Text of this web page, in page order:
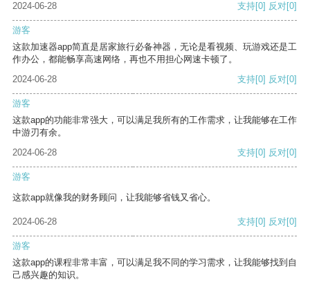
2024-06-28 支持[0] 反对[0]
游客
这款加速器app简直是居家旅行必备神器，无论是看视频、玩游戏还是工
作办公，都能畅享高速网络，再也不用担心网速卡顿了。
2024-06-28
支持[0] 反对[0]
游客
这款app的功能非常强大，可以满足我所有的工作需求，让我能够在工作
中游刃有余。
2024-06-28
支持[0] 反对[0]
游客
这款app就像我的财务顾问，让我能够省钱又省心。
2024-06-28 支持[0] 反对[0]
游客
这款app的课程非常丰富，可以满足我不同的学习需求，让我能够找到自
己感兴趣的知识。